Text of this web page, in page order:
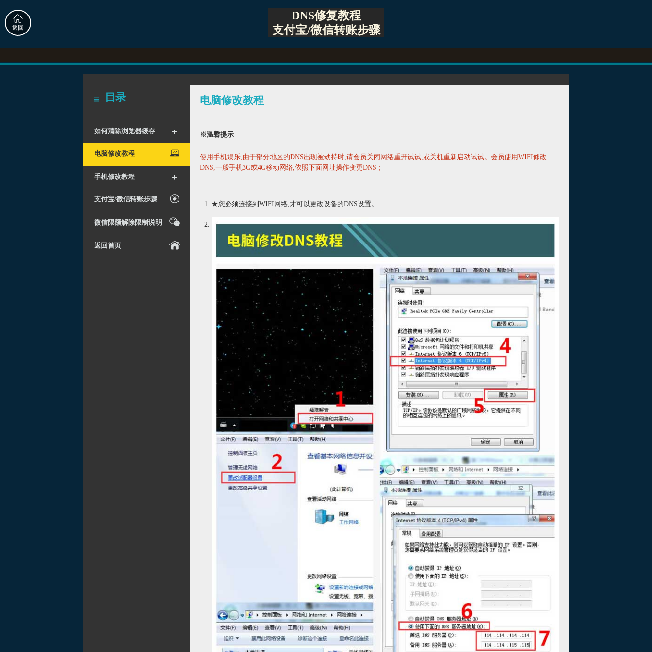
DNS修复教程
支付宝/微信转账步骤
返回
目录
如何清除浏览器缓存 +
+
电脑修改教程
手机修改教程 +
+
支付宝/微信转账步骤
微信限额解除限制说明
返回首页
电脑修改教程
※温馨提示
使用手机娱乐,由于部分地区的DNS出现被劫持时,请会员关闭网络重开试试,或关机重新启动试试。会员使用WIFI修改
DNS,一般手机3G或4G移动网络,依照下面网址操作变更DNS；
★您必须连接到WIFI网络,才可以更改设备的DNS设置。